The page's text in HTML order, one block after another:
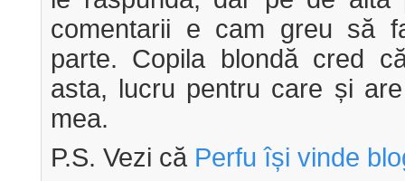
comentarii e cam greu să
parte. Copila blondă cred
asta, lucru pentru care și
mea.
P.S. Vezi că Perfu își vinde